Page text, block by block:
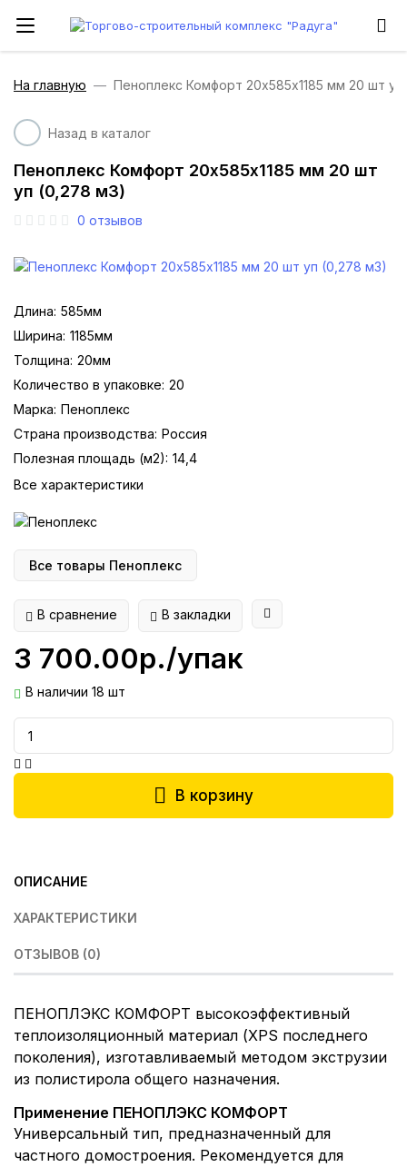
На главную Пеноплекс Комфорт 20х585х1185 мм 20 шт
Назад в каталог
Пеноплекс Комфорт 20х585х1185 мм 20 шт
уп (0,278 м3)
0 отзывов
Длина: 585мм
Ширина: 1185мм
Толщина: 20мм
Количество в упаковке: 20
Марка: Пеноплекс
Страна производства: Россия
Полезная площадь (м2): 14,4
Все характеристики
Все товары Пеноплекс
В сравнение В закладки
3 700.00р./упак
В наличии 18 шт
В корзину
ОПИСАНИЕ
ХАРАКТЕРИСТИКИ
ОТЗЫВОВ (0)
ПЕНОПЛЭКС КОМФОРТ высокоэффективный
теплоизоляционный материал (XPS последнего
поколения), изготавливаемый методом экструзии
из полистирола общего назначения.
Применение ПЕНОПЛЭКС КОМФОРТ
Универсальный тип, предназначенный для
частного домостроения. Рекомендуется для